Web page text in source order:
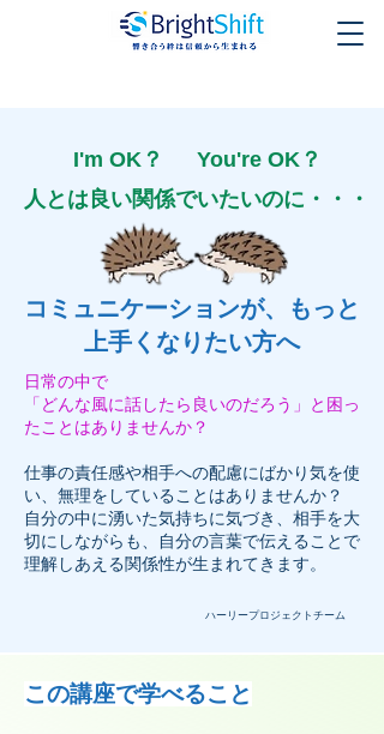
I'm OK？ You're OK？
人とは良い関係でいたいのに・・・
​コミュニケーションが、もっと
上手くなりたい方へ
日常の中で
「どんな風に話したら良いのだろう」と困っ
たことはありませんか？
仕事の責任感や相手への配慮にばかり気を使
い、無理をしていることはありませんか？
自分の中に湧いた気持ちに気づき、相手を大
切にしながらも、自分の言葉で伝えることで
理解しあえる関係性が生まれてきます。
ハーリープロジェクトチーム
この講座で学べること